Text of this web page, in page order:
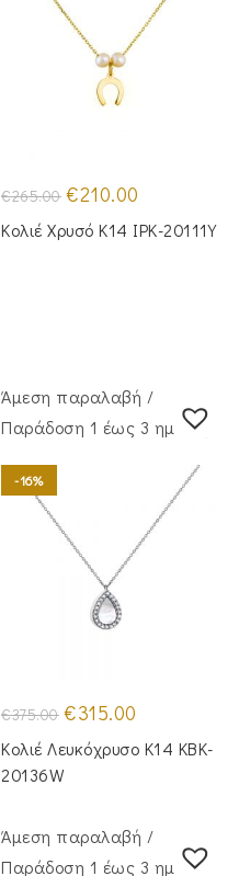
€265.00 Original
price
was:
€265.00.
€210.00
τιμή
είναι:
Κολιέ Χρυσό Κ14 IPK-20111Y
Άμεση παραλαβή /
Παράδoση 1 έως 3 ημέρες
-16%
€375.00 Original
price
was:
€375.00.
€315.00
τιμή
είναι:
Κολιέ Λευκόχρυσο Κ14 KBK-
20136W
Άμεση παραλαβή /
Παράδoση 1 έως 3 ημέρες